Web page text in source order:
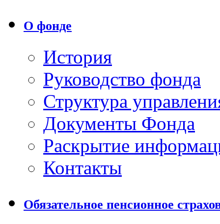
О фонде
История
Руководство фонда
Структура
Документы Фонда
Раскрытие
Контакты
Обязательное пенсионное